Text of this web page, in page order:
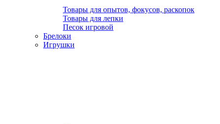
Товары для опытов, фокусов, раскопок
Товары для лепки
Песок игровой
Брелоки
Игрушки